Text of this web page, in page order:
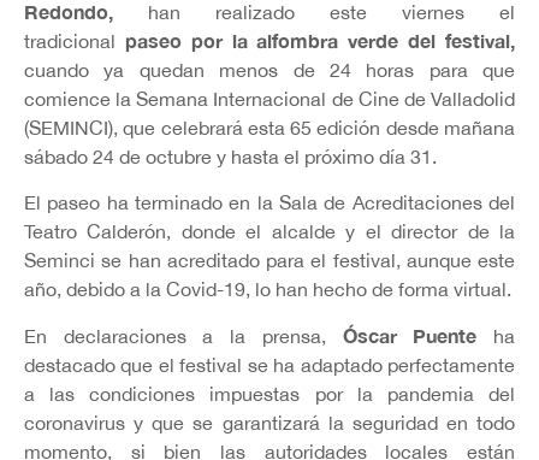
Redondo, han realizado este viernes el
tradicional paseo por la alfombra verde del festival,
cuando ya quedan menos de 24 horas para que
comience la Semana Internacional de Cine de Valladolid
(SEMINCI), que celebrará esta 65 edición desde mañana
sábado 24 de octubre y hasta el próximo día 31.
El paseo ha terminado en la Sala de Acreditaciones del
Teatro Calderón, donde el alcalde y el director de la
Seminci se han acreditado para el festival, aunque este
año, debido a la Covid-19, lo han hecho de forma virtual.
En declaraciones a la prensa, Óscar Puente ha
destacado que el festival se ha adaptado perfectamente
a las condiciones impuestas por la pandemia del
coronavirus y que se garantizará la seguridad en todo
momento, si bien las autoridades locales están